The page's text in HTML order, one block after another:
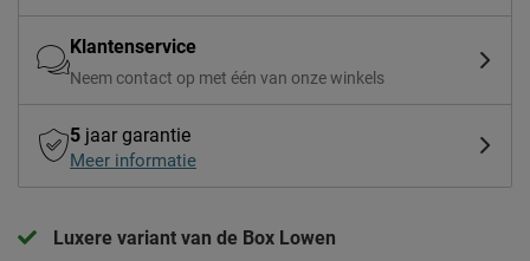
Klantenservice
Neem contact op met één van onze winkels
5 jaar garantie
Meer informatie
Luxere variant van de Box Lowen